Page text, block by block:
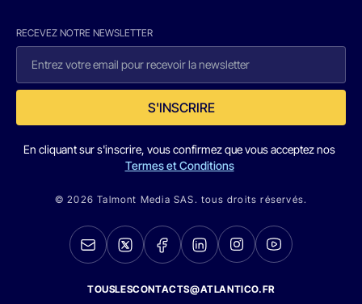
RECEVEZ NOTRE NEWSLETTER
S'INSCRIRE
En cliquant sur s'inscrire, vous confirmez que vous acceptez nos
Termes et Conditions
© 2026 Talmont Media SAS. tous droits réservés.
TOUSLESCONTACTS@ATLANTICO.FR